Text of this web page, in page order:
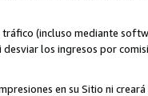
(incluso mediante
los ingresos por
en su Sitio ni